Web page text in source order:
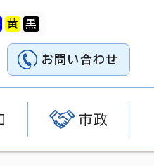
お問い合わせ
市政